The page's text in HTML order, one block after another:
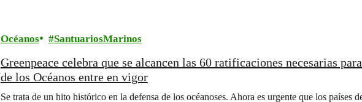
Océanos SantuariosMarinos
Greenpeace celebra que se alcancen las 60 ratificaciones necesarias
de los Océanos entre en vigor
Se trata de un hito histórico en la defensa de los océanoses. Ahora es urgente que los países